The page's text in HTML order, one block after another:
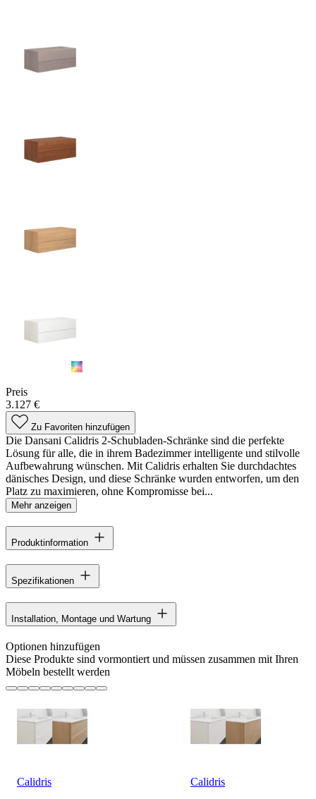
Preis
3.127 €
Zu Favoriten hinzufügen
Die Dansani Calidris 2-Schubladen-Schränke sind die perfekte
Lösung für alle, die in ihrem Badezimmer intelligente und stilvolle
Aufbewahrung wünschen. Mit Calidris erhalten Sie durchdachtes
dänisches Design, und diese Schränke wurden entworfen, um den
Platz zu maximieren, ohne Kompromisse bei...
Mehr anzeigen
Produktinformation
Spezifikationen
Installation, Montage und Wartung
Optionen hinzufügen
Diese Produkte sind vormontiert und müssen zusammen mit Ihren
Möbeln bestellt werden
Calidris
Calidris